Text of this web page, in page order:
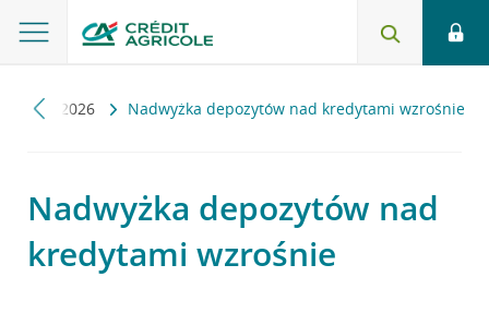
2026 Nadwyżka depozytów nad kredytami wzrośnie
Nadwyżka depozytów nad
kredytami wzrośnie